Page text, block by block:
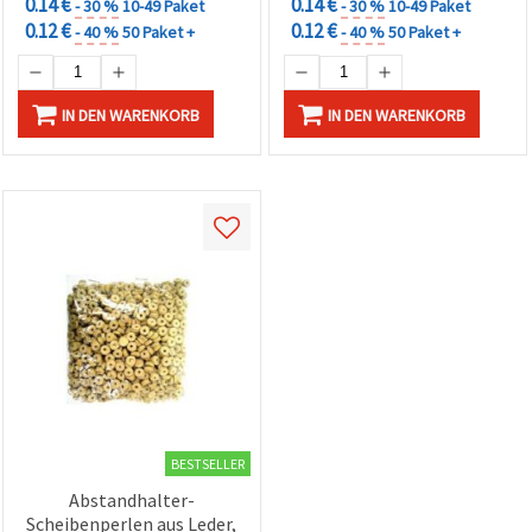
können Sie
jederzeit
widerrufen.
Impressum
Datenschutzerklärung
Cookie-
Richtlinie
Cookie-
Einstellungen
- 30 %10-49 Paket
0.12 €- 40 %50 Paket +
IN DEN WARENKORB
- 30 %10-49 Paket
0.12 €- 40 %50 Paket +
IN DEN WARENKORB
BESTSELLER
Abstandhalter-
Scheibenperlen aus Leder,